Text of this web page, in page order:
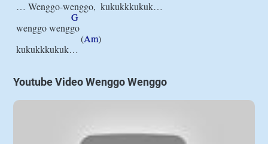
… Wenggo-wenggo,  kukukkkukuk…
G
wenggo wenggo
                           (
Am)
Youtube Video Wenggo Wenggo